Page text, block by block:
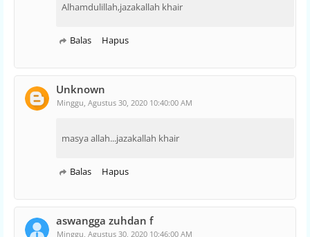
Alhamdulillah,jazakallah khair
Balas Hapus
Unknown
Minggu, Agustus 30, 2020 10:40:00 AM
masya allah...jazakallah khair
Balas Hapus
aswangga zuhdan f
Minggu, Agustus 30, 2020 10:46:00 AM